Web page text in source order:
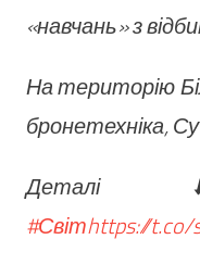
«навчань» з
На територію
бронетехніка,
Деталі
#Світhttps://t.co/